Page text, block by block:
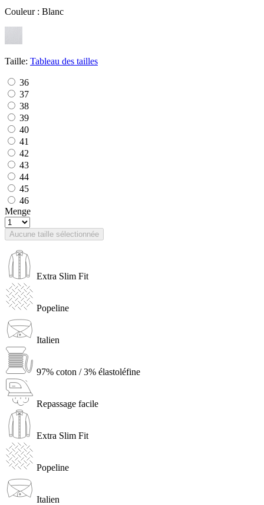
Couleur : Blanc
Taille: Tableau des tailles
36
37
38
39
40
41
42
43
44
45
46
Menge
Aucune taille sélectionnée
Extra Slim Fit
Popeline
Italien
97% coton / 3% élastoléfine
Repassage facile
Extra Slim Fit
Popeline
Italien